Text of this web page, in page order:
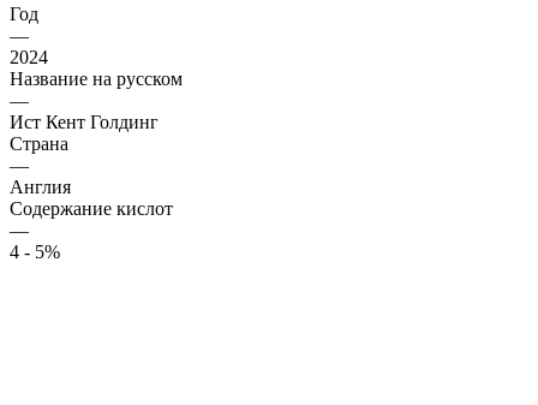
Год
—
2024
Название на русском
—
Ист Кент Голдинг
Страна
—
Англия
Содержание кислот
—
4 - 5%